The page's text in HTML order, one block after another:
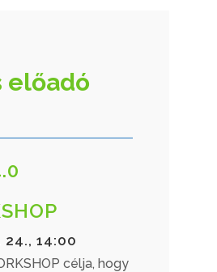
előadó
24., 14:00
célja, hogy